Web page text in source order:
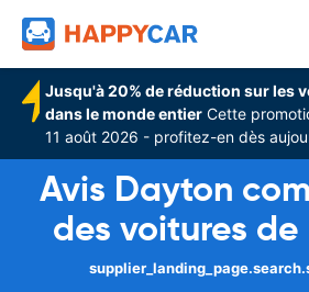
Jusqu'à 20% de réduction sur les
dans le monde entier Cette
11 août 2026 - profitez-en dès
Avis Dayton
des voitures